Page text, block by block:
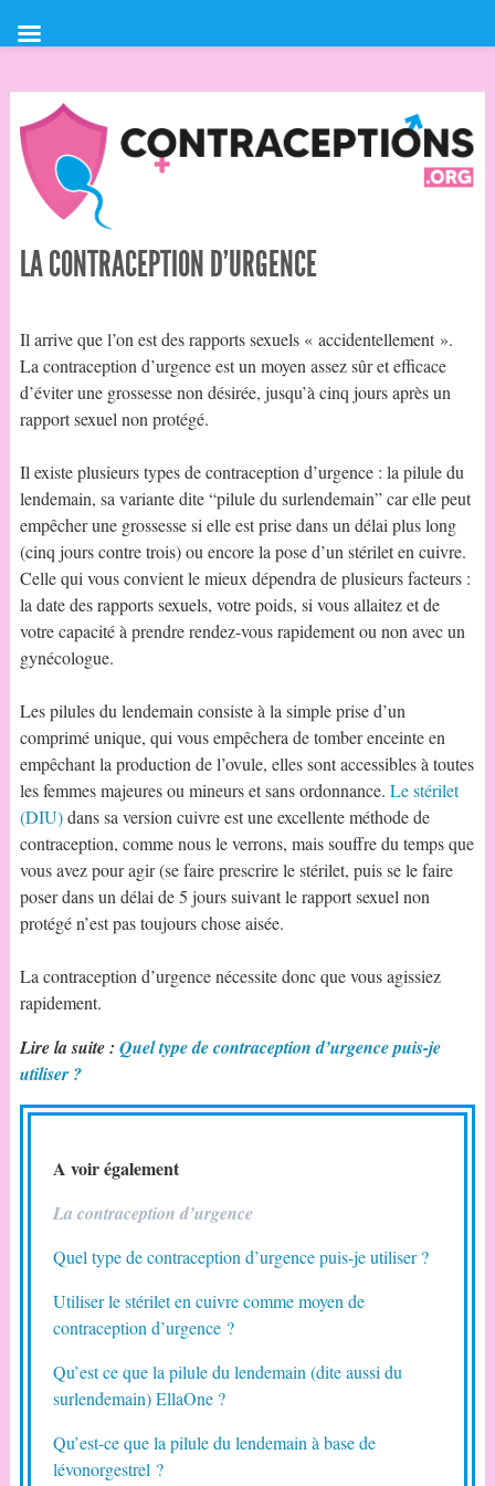
LA CONTRACEPTION D’URGENCE
Il arrive que l’on est des rapports sexuels « accidentellement ».
La contraception d’urgence est un moyen assez sûr et efficace
d’éviter une grossesse non désirée, jusqu’à cinq jours après un
rapport sexuel non protégé.
Il existe plusieurs types de contraception d’urgence : la pilule du
lendemain, sa variante dite “pilule du surlendemain” car elle peut
empêcher une grossesse si elle est prise dans un délai plus long
(cinq jours contre trois) ou encore la pose d’un stérilet en cuivre.
Celle qui vous convient le mieux dépendra de plusieurs facteurs :
la date des rapports sexuels, votre poids, si vous allaitez et de
votre capacité à prendre rendez-vous rapidement ou non avec un
gynécologue.
Les pilules du lendemain consiste à la simple prise d’un
comprimé unique, qui vous empêchera de tomber enceinte en
empêchant la production de l’ovule, elles sont accessibles à toutes
les femmes majeures ou mineurs et sans ordonnance. Le stérilet
(DIU)dans sa version cuivre est une excellente méthode de
contraception, comme nous le verrons, mais souffre du temps que
vous avez pour agir (se faire prescrire le stérilet, puis se le faire
poser dans un délai de 5 jours suivant le rapport sexuel non
protégé n’est pas toujours chose aisée.
La contraception d’urgence nécessite donc que vous agissiez
rapidement.
Lire la suite : Quel type de contraception d’urgence puis-je
utiliser ?
A voir également
La contraception d’urgence
Quel type de contraception d’urgence puis-je utiliser ?
Utiliser le stérilet en cuivre comme moyen de
contraception d’urgence ?
Qu’est ce que la pilule du lendemain (dite aussi du
surlendemain) EllaOne ?
Qu’est-ce que la pilule du lendemain à base de
lévonorgestrel ?